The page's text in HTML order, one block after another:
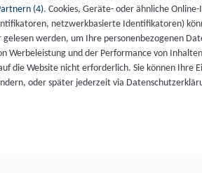
(4). Cookies, Geräte- oder ähnliche
netzwerkbasierte Identifikatoren)
werden, um Ihre personenbezogenen
Werbeleistung und der Performance von
die Website nicht erforderlich. Sie können Ihre
oder später jederzeit via